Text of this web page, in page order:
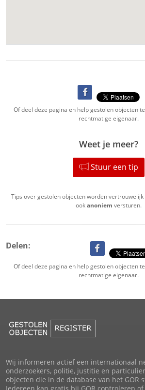
Of deel deze pagina en help gestolen objecten
rechtmatige eigenaar.
Weet je meer?
Stuur een tip
Tips over gestolen objecten worden vertrouwelijk
ookanoniem versturen.
Delen:
Of deel deze pagina en help gestolen objecten
rechtmatige eigenaar.
Wij informeren actief een internationaal
onderzoekers, politie, justitie en
objecten die in de database van het GOR
Iedereen kan gratis bij GOR controleren